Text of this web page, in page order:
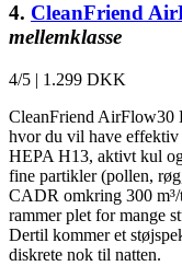
4. CleanFriend
mellemklasse
4/5 | 1.299 DKK
CleanFriend AirFlow30
hvor du vil have
HEPA H13, aktivt kul
fine partikler (pollen,
CADR omkring 300 m³/
rammer plet for mange
Dertil kommer et
diskrete nok til natten.